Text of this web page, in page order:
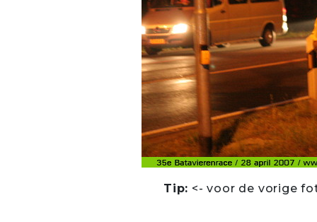
Tip: <- voor de vorige